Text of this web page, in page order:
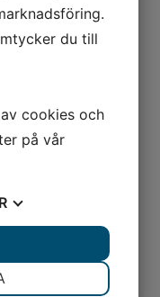
och Google
till er snarast möjligt.
du till
cookies och
på vår